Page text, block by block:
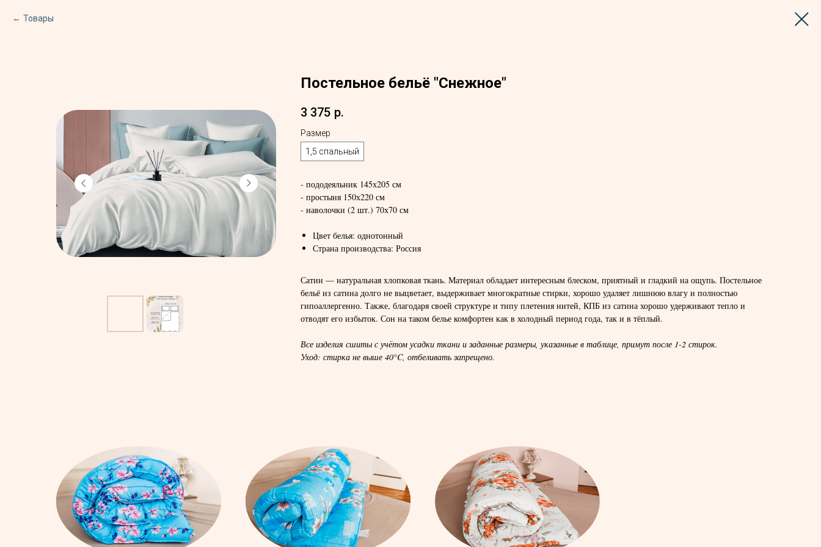
Товары
Постельное бельё "Снежное"
3 375 р.
Размер
1,5 спальный
- пододеяльник 145х205 см
- простыня 150х220 см
- наволочки (2 шт.) 70х70 см
Цвет белья: однотонный
Страна производства: Россия
Сатин — натуральная хлопковая ткань. Материал обладает интересным блеском, приятный и гладкий на ощупь. Постельное
бельё из сатина долго не выцветает, выдерживает многократные стирки, хорошо удаляет лишнюю влагу и полностью
гипоаллергенно. Также, благодаря своей структуре и типу плетения нитей, КПБ из сатина хорошо удерживают тепло и
отводят его избыток. Сон на таком белье комфортен как в холодный период года, так и в тёплый.
Все изделия сшиты с учётом усадки ткани и заданные размеры, указанные в таблице, примут после 1-2 стирок.
Уход: стирка не выше 40°C, отбеливать запрещено.